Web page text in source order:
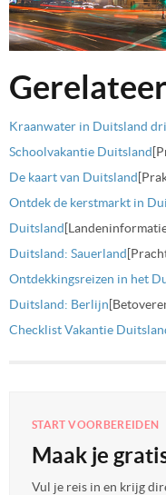
Kraanwater in Duitsland
Schoolvakantie Duitsland
De kaart van Duitsland
Ontdek de kerstmarkt in
Duitsland
Duitsland: Sauerland
Ontdekkingsreizen in het
Duitsland: Berlijn
Checklist Vakantie
START VOORBEREIDEN
Maak je
Vul je reis in en krijg